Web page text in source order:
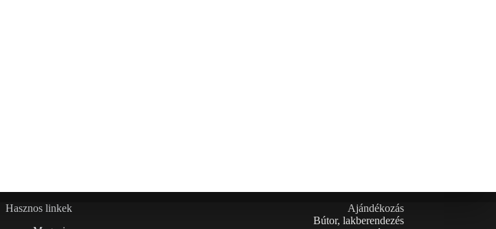
Hasznos linkek
Ajándékozás
Bútor, lakberendezés